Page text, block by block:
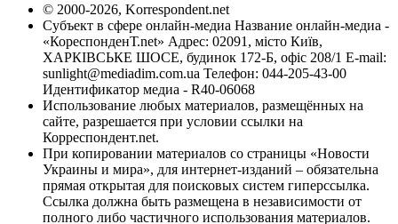
© 2000-2026, Korrespondent.net
Субъект в сфере онлайн-медиа Название онлайн-медиа -
«КореспонденТ.net» Адрес: 02091, місто Київ,
ХАРКІВСЬКЕ ШОСЕ, будинок 172-Б, офіс 208/1 E-mail:
sunlight@mediadim.com.ua Телефон: 044-205-43-00
Идентификатор медиа - R40-06068
Использование любых материалов, размещённых на
сайте, разрешается при условии ссылки на
Корреспондент.net.
При копировании материалов со страницы «Новости
Украины и мира», для интернет-изданий – обязательна
прямая открытая для поисковых систем гиперссылка.
Ссылка должна быть размещена в независимости от
полного либо частичного использования материалов.